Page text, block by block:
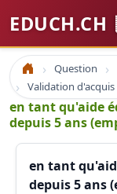
EDUCH.CH
Accueil Question
en tant qu'aide
depuis 5 ans
en tant
depuis 5 ans